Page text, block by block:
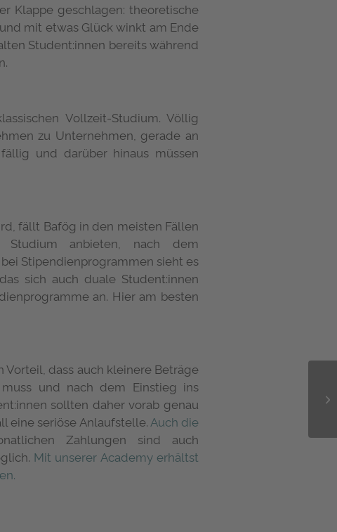
Klappe geschlagen: theoretische
mit etwas Glück winkt am Ende
Student:innen bereits während
Vollzeit-Studium. Völlig
zu Unternehmen, gerade an
und darüber hinaus müssen
fällt Bafög in den meisten Fällen
anbieten, nach dem
Stipendienprogrammen sieht es
sich auch duale Student:innen
an. Hier am besten
dass auch kleinere Beträge
und nach dem Einstieg ins
sollten daher vorab genau
eine seriöse Anlaufstelle. Auch die
Zahlungen sind auch
Mit unserer Academy erhältst